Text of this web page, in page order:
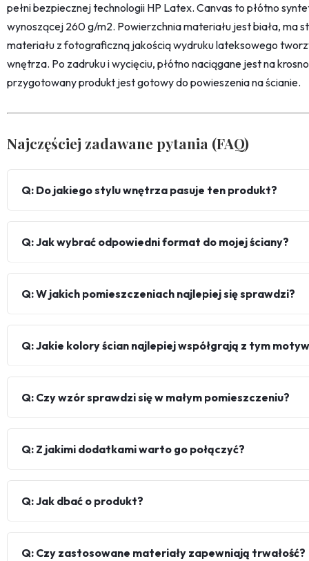
pełni bezpiecznej technologii HP Latex. Canvas to płótno
wynoszącej 260 g/m2. Powierzchnia materiału jest biała, ma
materiału z fotograficzną jakością wydruku lateksowego
wnętrza. Po zadruku i wycięciu, płótno naciągane jest na
przygotowany produkt jest gotowy do powieszenia na ścianie.
Najczęściej zadawane pytania (FAQ)
Q: Do jakiego stylu wnętrza pasuje ten produkt?
Q: Jak wybrać odpowiedni format do mojej ściany?
Q: W jakich pomieszczeniach najlepiej się sprawdzi?
Q: Jakie kolory ścian najlepiej współgrają z tym
Q: Czy wzór sprawdzi się w małym pomieszczeniu?
Q: Z jakimi dodatkami warto go połączyć?
Q: Jak dbać o produkt?
Q: Czy zastosowane materiały zapewniają trwałość?